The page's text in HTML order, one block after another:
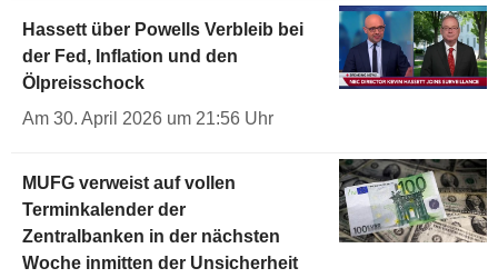
Hassett über Powells Verbleib bei
der Fed, Inflation und den
Ölpreisschock
Am 30. April 2026 um 21:56 Uhr
MUFG verweist auf vollen
Terminkalender der
Zentralbanken in der nächsten
Woche inmitten der Unsicherheit